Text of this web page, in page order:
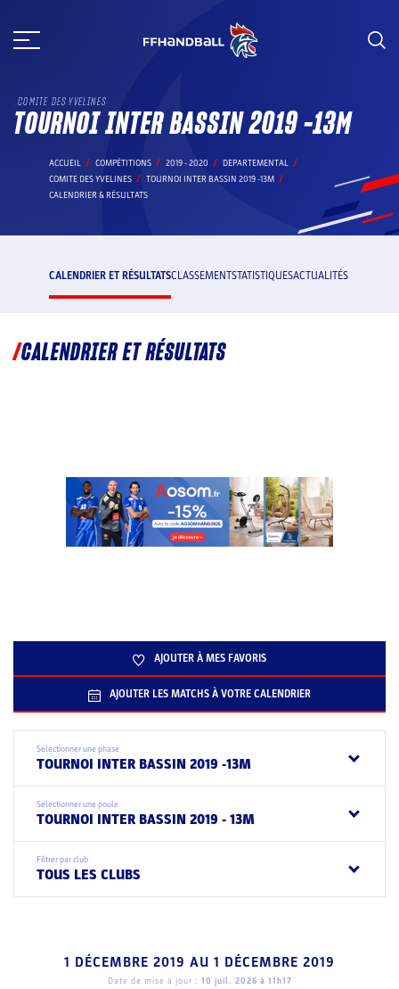
au
COMITE DES YVELINES
TOURNOI INTER BASSIN 2019 -13M
ACCUEIL COMPÉTITIONS 2019 - 2020
DEPARTEMENTAL
COMITE DES YVELINES
TOURNOI INTER BASSIN 2019 -13M
CALENDRIER & RÉSULTATS
CALENDRIER ET RÉSULTATSCLASSEMENTSTATISTIQUESACTUALITÉS
CALENDRIER ET RÉSULTATS
AJOUTER À MES FAVORIS
AJOUTER LES MATCHS À VOTRE CALENDRIER
Sélectionner une phase
TOURNOI INTER BASSIN 2019 -13M
Sélectionner une poule
TOURNOI INTER BASSIN 2019 - 13M
Filtrer par club
TOUS LES CLUBS
1 DÉCEMBRE 2019 AU 1 DÉCEMBRE 2019
Date de mise à jour : 10 juil. 2026 à 11h17